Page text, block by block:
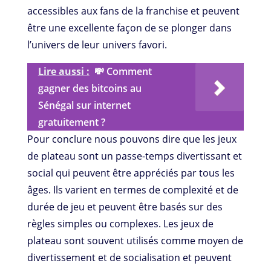
accessibles aux fans de la franchise et peuvent
être une excellente façon de se plonger dans
l’univers de leur univers favori.
Lire aussi : 💸 Comment
gagner des bitcoins au
Sénégal sur internet
gratuitement ?
Pour conclure nous pouvons dire que les jeux
de plateau sont un passe-temps divertissant et
social qui peuvent être appréciés par tous les
âges. Ils varient en termes de complexité et de
durée de jeu et peuvent être basés sur des
règles simples ou complexes. Les jeux de
plateau sont souvent utilisés comme moyen de
divertissement et de socialisation et peuvent